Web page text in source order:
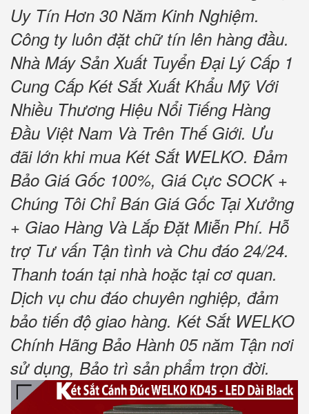
Uy Tín Hơn 30 Năm Kinh Nghiệm.
Công ty luôn đặt chữ tín lên hàng đầu.
Nhà Máy Sản Xuất Tuyển Đại Lý Cấp 1
Cung Cấp Két Sắt Xuất Khẩu Mỹ Với
Nhiều Thương Hiệu Nổi Tiếng Hàng
Đầu Việt Nam Và Trên Thế Giới. Ưu
đãi lớn khi mua Két Sắt WELKO. Đảm
Bảo Giá Gốc 100%, Giá Cực SOCK +
Chúng Tôi Chỉ Bán Giá Gốc Tại Xưởng
+ Giao Hàng Và Lắp Đặt Miễn Phí. Hỗ
trợ Tư vấn Tận tình và Chu đáo 24/24.
Thanh toán tại nhà hoặc tại cơ quan.
Dịch vụ chu đáo chuyên nghiệp, đảm
bảo tiến độ giao hàng. Két Sắt WELKO
Chính Hãng Bảo Hành 05 năm Tận nơi
sử dụng, Bảo trì sản phẩm trọn đời.